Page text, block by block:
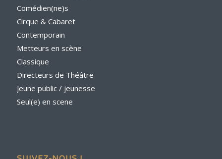
Comédien(ne)s
Cirque & Cabaret
Contemporain
Metteurs en scène
Classique
Directeurs de Théâtre
Jeune public / jeunesse
Seul(e) en scene